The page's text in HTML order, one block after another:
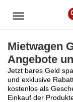
Menü
Mietwagen
Angebote
Jetzt bares Geld
und exklusive
kostenlos als
Einkauf der